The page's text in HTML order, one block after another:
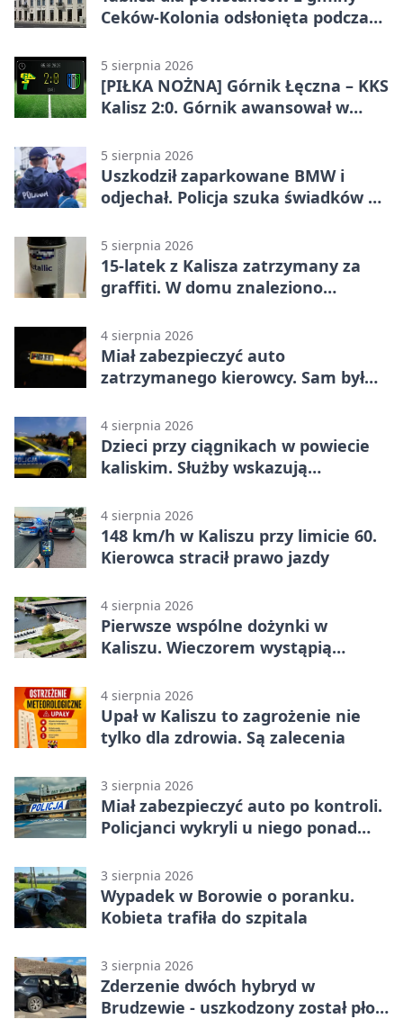
Ceków-Kolonia odsłonięta podczas
5 sierpnia 2026
[PIŁKA NOŻNA] Górnik Łęczna – KKS
Kalisz 2:0. Górnik awansował w
5 sierpnia 2026
Uszkodził zaparkowane BMW i
odjechał. Policja szuka świadków w
5 sierpnia 2026
15-latek z Kalisza zatrzymany za
graffiti. W domu znaleziono
4 sierpnia 2026
Miał zabezpieczyć auto
zatrzymanego kierowcy. Sam był
4 sierpnia 2026
Dzieci przy ciągnikach w powiecie
kaliskim. Służby wskazują
4 sierpnia 2026
148 km/h w Kaliszu przy limicie 60.
Kierowca stracił prawo jazdy
4 sierpnia 2026
Pierwsze wspólne dożynki w
Kaliszu. Wieczorem wystąpią
4 sierpnia 2026
Upał w Kaliszu to zagrożenie nie
tylko dla zdrowia. Są zalecenia
3 sierpnia 2026
Miał zabezpieczyć auto po kontroli.
Policjanci wykryli u niego ponad
3 sierpnia 2026
Wypadek w Borowie o poranku.
Kobieta trafiła do szpitala
3 sierpnia 2026
Zderzenie dwóch hybryd w
Brudzewie - uszkodzony został płot